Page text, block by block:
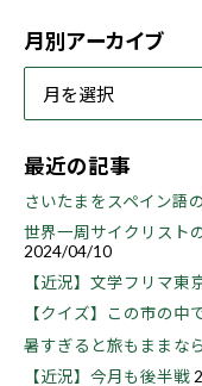
月別アーカイブ
最近の記事
さいたまをスペイン語
世界一周サイクリスト
2024/04/10
【近況】文学フリマ東
【クイズ】この市の中
暑すぎると旅もままな
【近況】今月も後半戦